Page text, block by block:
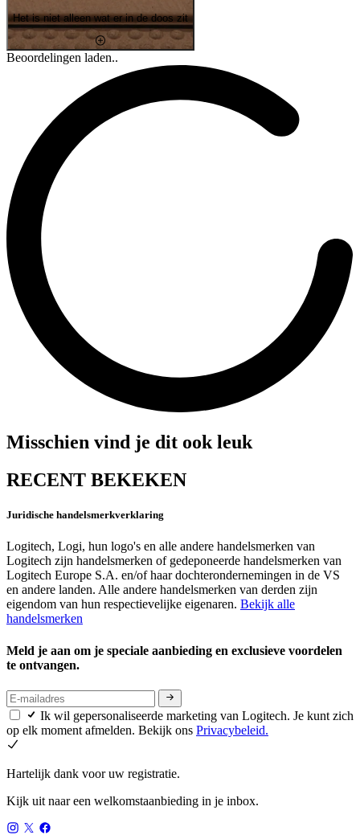
Het is niet alleen wat er in de doos zit
Beoordelingen laden..
Misschien vind je dit ook leuk
RECENT BEKEKEN
Juridische handelsmerkverklaring
Logitech, Logi, hun logo's en alle andere handelsmerken van
Logitech zijn handelsmerken of gedeponeerde handelsmerken van
Logitech Europe S.A. en/of haar dochterondernemingen in de VS
en andere landen. Alle andere handelsmerken van derden zijn
eigendom van hun respectievelijke eigenaren. Bekijk alle
handelsmerken
Meld je aan om je speciale aanbieding en exclusieve voordelen
te ontvangen.
Ik wil gepersonaliseerde marketing van Logitech. Je kunt zich
op elk moment afmelden. Bekijk ons Privacybeleid.
Hartelijk dank voor uw registratie.
Kijk uit naar een welkomstaanbieding in je inbox.